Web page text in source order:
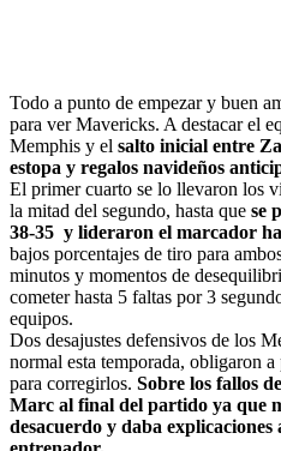
Todo a punto de empezar y buen
para ver Mavericks. A destacar el
Memphis y el salto inicial entre
estopa y regalos navideños
El primer cuarto se lo llevaron los
la mitad del segundo, hasta que se
38-35 y lideraron el marcador
bajos porcentajes de tiro para
minutos y momentos de
cometer hasta 5 faltas por 3
equipos.
Dos desajustes defensivos de los
normal esta temporada, obligaron
para corregirlos. Sobre los fallos
Marc al final del partido ya que
desacuerdo y daba explicaciones